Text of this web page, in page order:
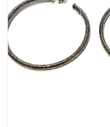
Cadeaubon
Merken
Over DIVA